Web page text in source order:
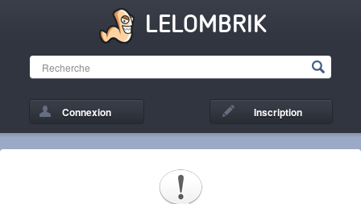
LELOMBRIK
Connexion Inscription